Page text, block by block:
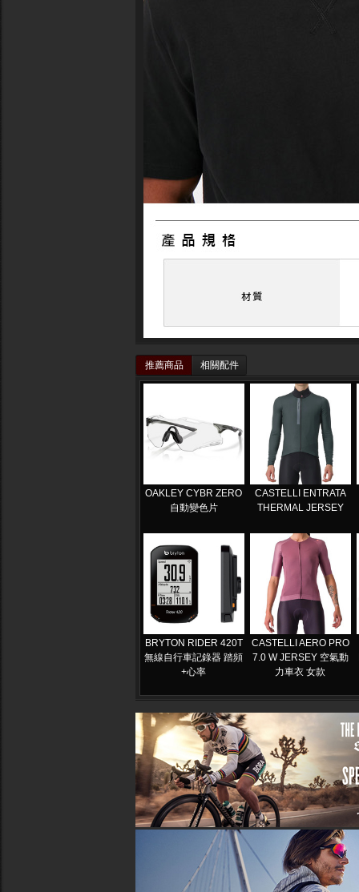
推薦商品 相關配件
OAKLEY CYBR ZERO
自動變色片
CASTELLI ENTRATA
THERMAL JERSEY
BRYTON RIDER 420T
無線自行車記錄器 踏頻
+心率
CASTELLI AERO PRO
7.0 W JERSEY 空氣動
力車衣 女款